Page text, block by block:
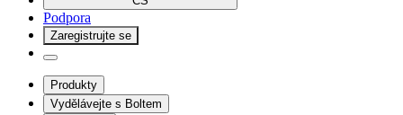
Podpora
Zaregistrujte se
Produkty
Vydělávejte s Boltem